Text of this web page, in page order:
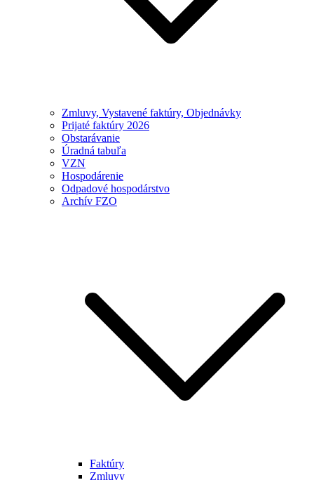
Zmluvy, Vystavené faktúry, Objednávky
Prijaté faktúry 2026
Obstarávanie
Úradná tabuľa
VZN
Hospodárenie
Odpadové hospodárstvo
Archív FZO
Faktúry
Zmluvy